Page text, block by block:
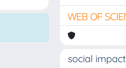
social impact